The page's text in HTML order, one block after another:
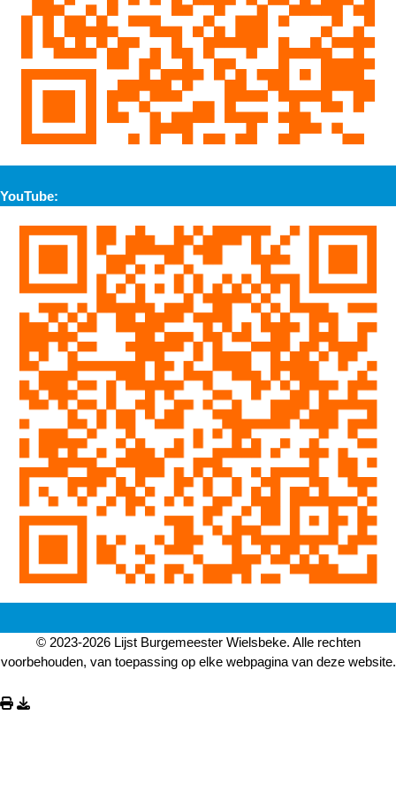
YouTube:
© 2023-2026 Lijst Burgemeester Wielsbeke. Alle rechten
voorbehouden, van toepassing op elke webpagina van deze website.